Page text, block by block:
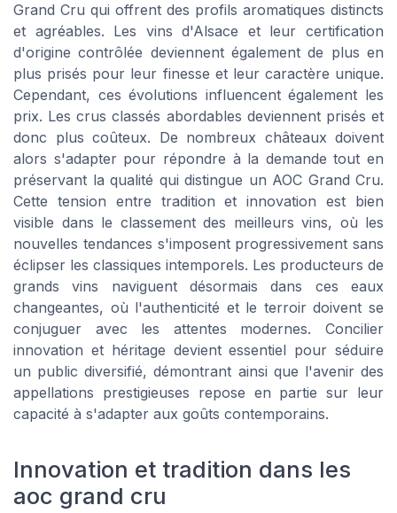
Grand Cru qui offrent des profils aromatiques distincts
et agréables. Les vins d'Alsace et leur certification
d'origine contrôlée deviennent également de plus en
plus prisés pour leur finesse et leur caractère unique.
Cependant, ces évolutions influencent également les
prix. Les crus classés abordables deviennent prisés et
donc plus coûteux. De nombreux châteaux doivent
alors s'adapter pour répondre à la demande tout en
préservant la qualité qui distingue un AOC Grand Cru.
Cette tension entre tradition et innovation est bien
visible dans le classement des meilleurs vins, où les
nouvelles tendances s'imposent progressivement sans
éclipser les classiques intemporels. Les producteurs de
grands vins naviguent désormais dans ces eaux
changeantes, où l'authenticité et le terroir doivent se
conjuguer avec les attentes modernes. Concilier
innovation et héritage devient essentiel pour séduire
un public diversifié, démontrant ainsi que l'avenir des
appellations prestigieuses repose en partie sur leur
capacité à s'adapter aux goûts contemporains.
Innovation et tradition dans les
aoc grand cru